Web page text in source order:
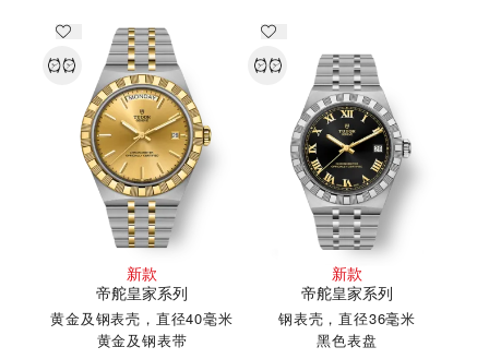
新款
帝舵皇家系列
黄金及钢表壳，直径40毫米
黄金及钢表带
新款
帝舵皇家系列
钢表壳，直径36毫米
黑色表盘